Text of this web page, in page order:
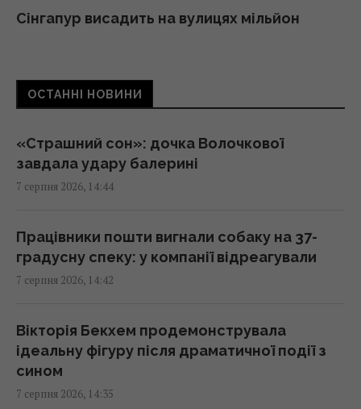
Сінгапур висадить на вулицях мільйон
"Укрзалізниця" змінює маршрути низки
14:14 п'ятниця, 07 серпня 2026
14:10 п'ятниця, 07 серпня 2026
14:00 п'ятниця, 07 серпня 2026
Навіщо залишати серветку на підлозі:
ОСТАННІ НОВИНИ
«Страшний сон»: дочка Волочкової
завдала удару балерині
7 серпня 2026, 14:44
Працівники пошти вигнали собаку на 37-
градусну спеку: у компанії відреагували
7 серпня 2026, 14:42
Вікторія Бекхем продемонструвала
ідеальну фігуру після драматичної події з
сином
7 серпня 2026, 14:35